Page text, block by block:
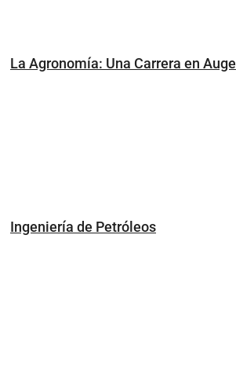
La Agronomía: Una Carrera en Auge
Ingeniería de Petróleos